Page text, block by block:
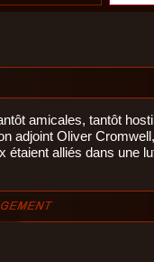
amicales, tantôt
adjoint Oliver
étaient alliés dans une